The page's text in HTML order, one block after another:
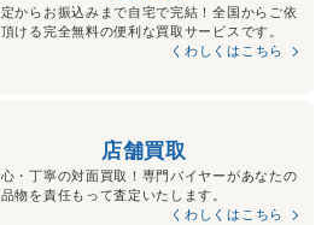
からお振込みまで自宅で完結！全国からご依
ける完全無料の便利な買取サービスです。
くわしくはこちら
店舗買取
・丁寧の対面買取！専門バイヤーがあなたの
物を責任もって査定いたします。
くわしくはこちら